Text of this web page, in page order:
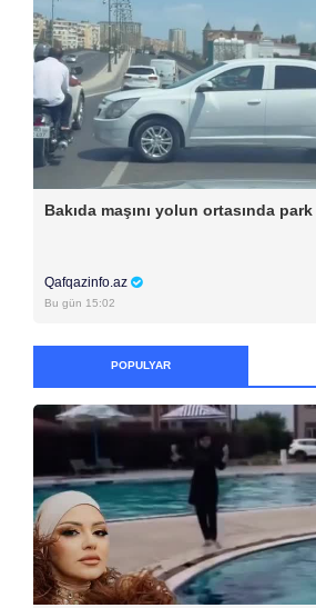
Bakıda maşını yolun ortasında
Qafqazinfo.az
Bu gün 15:02
POPULYAR